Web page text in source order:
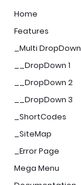
Home
Features
_Multi DropDown
__DropDown 1
__DropDown 2
__DropDown 3
_ShortCodes
_SiteMap
_Error Page
Mega Menu